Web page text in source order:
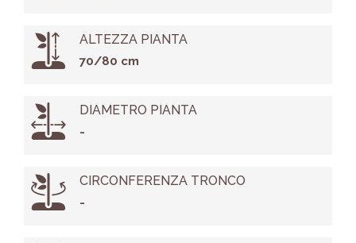
ALTEZZA PIANTA
70/80 cm
DIAMETRO PIANTA
-
CIRCONFERENZA TRONCO
-